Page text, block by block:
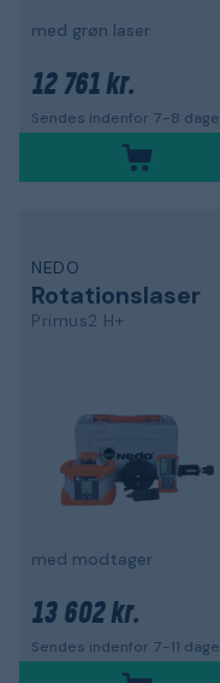
med grøn laser
12 761 kr.
Sendes indenfor 7-8 dage
NEDO
Rotationslaser
Primus2 H+
med modtager
13 602 kr.
Sendes indenfor 7-11 dage